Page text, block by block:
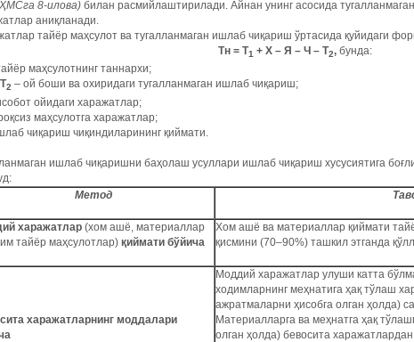
8-илова) билан расмийлаштирилади. Айнан унинг асосида
аниқланади.
тайёр маҳсулот ва тугалланмаган ишлаб чиқариш ўртасида қуйидаги
Тн = Т1 + Х – Я – Ч – Т2, бунда:
маҳсулотнинг таннархи;
Т2 – ой боши ва охиридаги тугалланмаган ишлаб чиқариш;
ойидаги харажатлар;
маҳсулотга харажатлар;
чиқариш чиқиндиларининг қиймати.
ишлаб чиқаришни баҳолаш усуллари ишлаб чиқариш хусусиятига
Метод
харажатлар (хом ашё, материаллар
тайёр маҳсулотлар) қиймати бўйича
Хом ашё ва материаллар қиймати
қисмини (70–90%) ташкил этганда
харажатларнинг моддалари
Моддий харажатлар улуши катта
ходимларнинг меҳнатига ҳақ тўлаш
ажратмаларни ҳисобга олган ҳолда)
Материалларга ва меҳнатга ҳақ
олган ҳолда) бевосита